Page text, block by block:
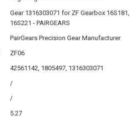
Gear 1316303071 for ZF Gearbox 16S181,
16S221 - PAIRGEARS
PairGears Precision Gear Manufacturer
ZF06
42561142, 1805497, 1316303071
/
/
5.27